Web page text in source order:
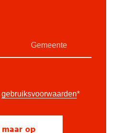
gebruiksvoorwaarden*